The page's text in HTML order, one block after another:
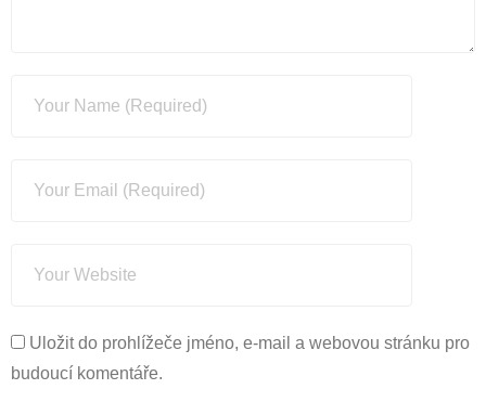
Uložit do prohlížeče jméno, e-mail a webovou stránku pro
budoucí komentáře.